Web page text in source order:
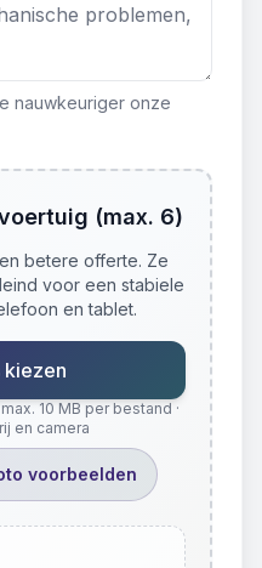
nauwkeuriger onze
(max. 6)
betere offerte. Ze
voor een stabiele
en tablet.
kiezen
max. 10 MB per bestand ·
en camera
voorbeelden